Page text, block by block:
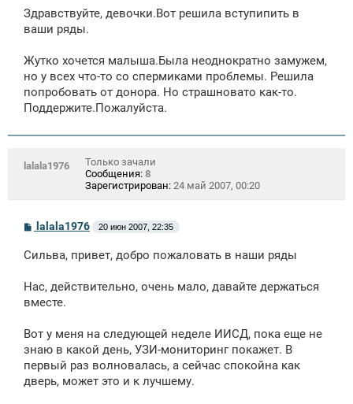
б
щ
и
е
Здравствуйте, девочки.Вот решила вступипить в
ваши ряды.
Жутко хочется малыша.Была неоднократно замужем,
но у всех что-то со спермиками проблемы. Решила
попробовать от донора. Но страшновато как-то.
Поддержите.Пожалуйста.
lalala1976
Только зачали
Сообщения: 8
Зарегистрирован: 24 май 2007, 00:20
С
о
б
н
и
lalala1976 20 июн 2007, 22:35
Сильва, привет, добро пожаловать в наши ряды
Нас, действительно, очень мало, давайте держаться
вместе.
Вот у меня на следующей неделе ИИСД, пока еще не
знаю в какой день, УЗИ-мониторинг покажет. В
первый раз волновалась, а сейчас спокойна как
дверь, может это и к лучшему.